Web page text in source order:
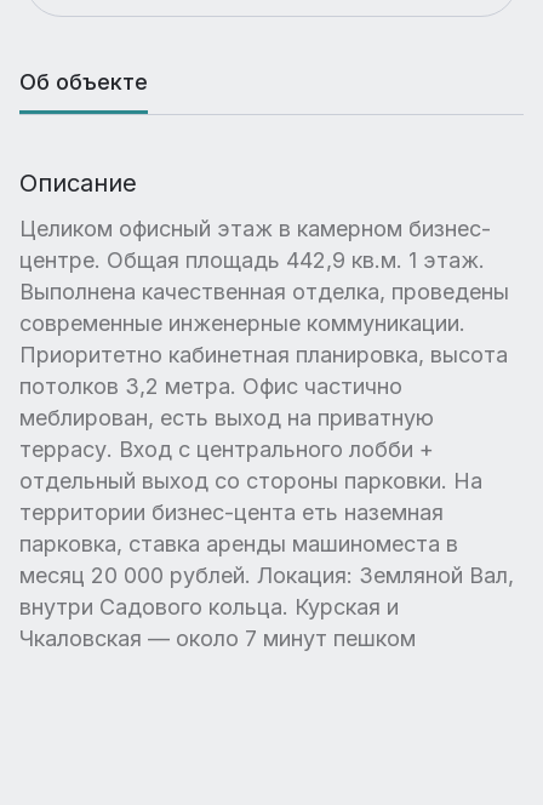
Об объекте
Описание
Целиком офисный этаж в камерном бизнес-
центре. Общая площадь 442,9 кв.м. 1 этаж.
Выполнена качественная отделка, проведены
современные инженерные коммуникации.
Приоритетно кабинетная планировка, высота
потолков 3,2 метра. Офис частично
меблирован, есть выход на приватную
террасу. Вход с центрального лобби +
отдельный выход со стороны парковки. На
территории бизнес-цента еть наземная
парковка, ставка аренды машиноместа в
месяц 20 000 рублей. Локация: Земляной Вал,
внутри Садового кольца. Курская и
Чкаловская — около 7 минут пешком